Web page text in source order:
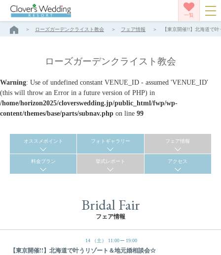
一覧
ローズガーデンクライスト教会 フェア情報 【東京開催!!】北海道で
ローズガーデンクライスト教会
Warning: Use of undefined constant VENUE_ID - assumed 'VENUE_ID'
(this will throw an Error in a future version of PHP) in
/home/horizon2025/cloverswedding.jp/public_html/fwp/wp-
content/themes/base/parts/subnav.php on line 99
オススメポイント フォトギャラリー フェア情報
料金プラン 挙式レポート アクセス
Bridal Fair
フェア情報
14 （土） 11:00 19:00
【東京開催!!】北海道で叶うリゾート＆地元婚相談会☆